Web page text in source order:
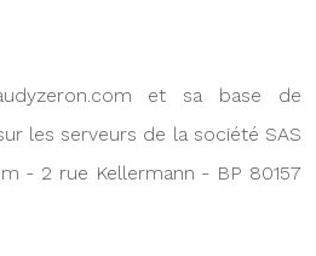
et sa base de
les serveurs de la société SAS
- 2 rue Kellermann - BP 80157